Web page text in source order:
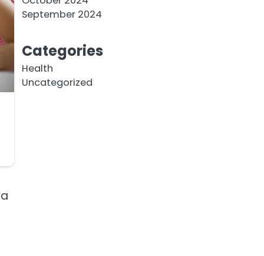
September 2024
Categories
Health
Uncategorized